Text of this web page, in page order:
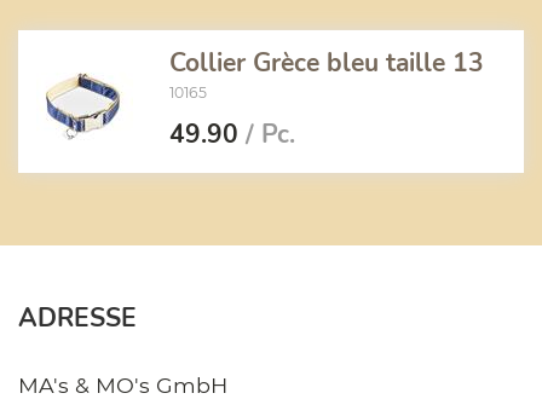
Collier Grèce bleu taille 13
10165
49.90 / Pc.
ADRESSE
MA's & MO's GmbH